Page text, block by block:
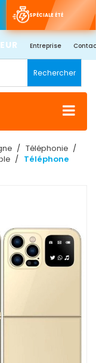
SPÉCIALE ÉTÉ
Entreprise
Rechercher
Téléphonie
Téléphone